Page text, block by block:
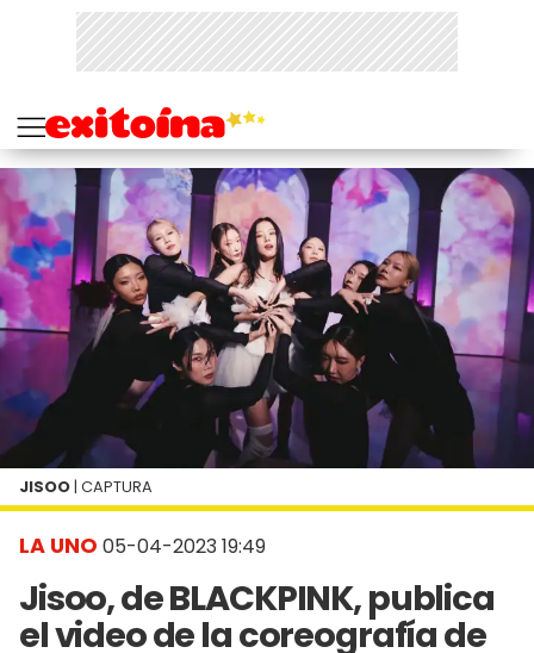
LA UNO 05-04-2023 19:49
Jisoo, de BLACKPINK, publica
el video de la coreografía de
JISOO | CAPTURA